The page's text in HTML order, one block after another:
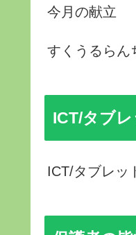
今月の献立
すくうるらん
ICT/タブ
ICT/タブレッ